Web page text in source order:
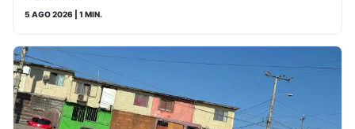
5 AGO 2026 | 1 MIN.